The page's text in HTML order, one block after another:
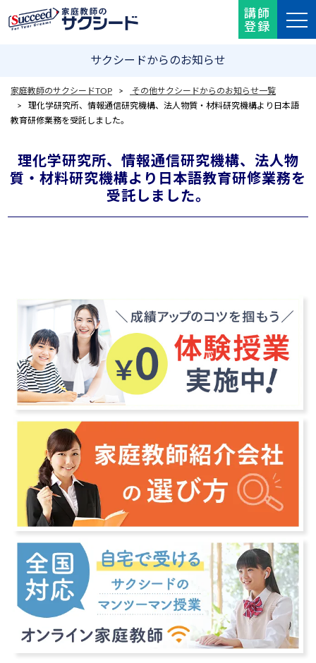
講師
登録
サクシードからのお知らせ
家庭教師のサクシードTOP >
その他サクシードからのお知らせ一覧
> 理化学研究所、情報通信研究機構、法人物質・材料研究機構より日本語
教育研修業務を受託しました。
理化学研究所、情報通信研究機構、法人物
質・材料研究機構より日本語教育研修業務を
受託しました。